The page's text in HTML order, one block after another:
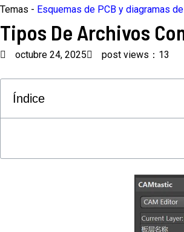
Temas - Esquemas de PCB y diagramas
Tipos De Archivos
octubre 24, 2025 post views：13
Índice